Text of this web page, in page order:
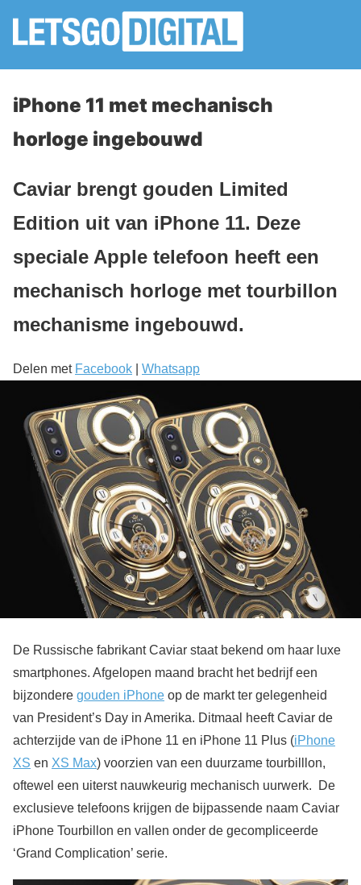
iPhone 11 met mechanisch
horloge ingebouwd
Caviar brengt gouden Limited
Edition uit van iPhone 11. Deze
speciale Apple telefoon heeft een
mechanisch horloge met tourbillon
mechanisme ingebouwd.
Delen met Facebook Whatsapp
De Russische fabrikant Caviar staat bekend om haar luxe
smartphones. Afgelopen maand bracht het bedrijf een
bijzondere gouden iPhone op de markt ter gelegenheid
van President’s Day in Amerika. Ditmaal heeft Caviar de
achterzijde van de iPhone 11 en iPhone 11 Plus (iPhone
XS en XS Max) voorzien van een duurzame tourbilllon,
oftewel een uiterst nauwkeurig mechanisch uurwerk. De
exclusieve telefoons krijgen de bijpassende naam Caviar
iPhone Tourbillon en vallen onder de gecompliceerde
‘Grand Complication’ serie.